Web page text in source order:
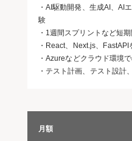
・AI駆動開発、生成AI、AI
験
・1週間スプリントなど短
・React、Next.js、
・Azureなどクラウド環境
・テスト計画、テスト設計
月額